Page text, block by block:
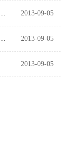
2013-09-05
2013-09-05
2013-09-05